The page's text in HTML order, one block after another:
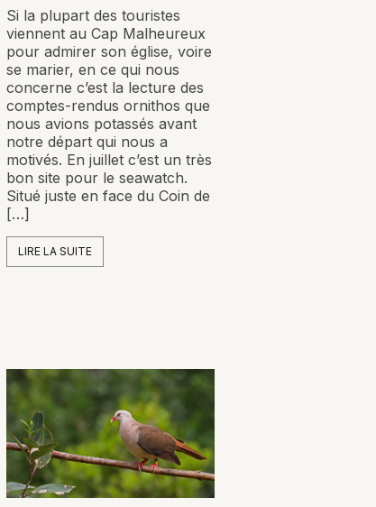
Si la plupart des touristes
viennent au Cap Malheureux
pour admirer son église, voire
se marier, en ce qui nous
concerne c’est la lecture des
comptes-rendus ornithos que
nous avions potassés avant
notre départ qui nous a
motivés. En juillet c’est un très
bon site pour le seawatch.
Situé juste en face du Coin de
[…]
LIRE LA SUITE